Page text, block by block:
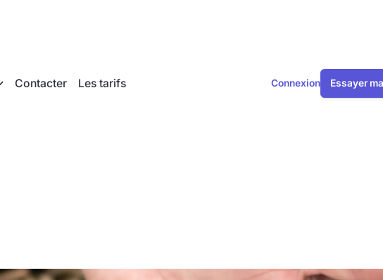
Contacter Les tarifs Connexion Essayer